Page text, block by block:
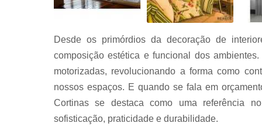
Desde os primórdios da decoração de
composição estética e funcional dos
motorizadas, revolucionando a forma como
nossos espaços. E quando se fala em
Cortinas se destaca como uma referência
sofisticação, praticidade e durabilidade.